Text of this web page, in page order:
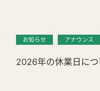
お知らせ アナウンス
2026年の休業日につ